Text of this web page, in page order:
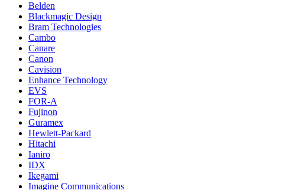
Belden
Blackmagic Design
Bram Technologies
Cambo
Canare
Canon
Cavision
Enhance Technology
EVS
FOR-A
Fujinon
Guramex
Hewlett-Packard
Hitachi
Ianiro
IDX
Ikegami
Imagine Communications